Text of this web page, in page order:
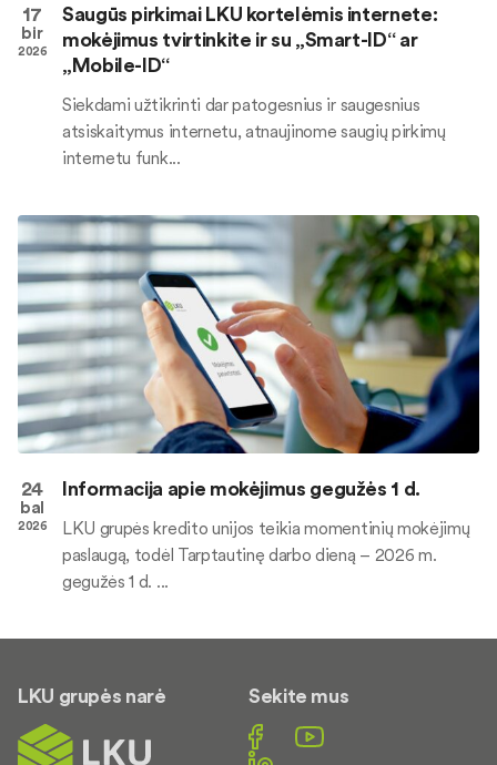
17
bir
2026
Saugūs pirkimai LKU kortelėmis internete:
mokėjimus tvirtinkite ir su „Smart-ID“ ar
„Mobile-ID“
Siekdami užtikrinti dar patogesnius ir saugesnius
atsiskaitymus internetu, atnaujinome saugių pirkimų
internetu funk...
24
bal
2026
Informacija apie mokėjimus gegužės 1 d.
LKU grupės kredito unijos teikia momentinių mokėjimų
paslaugą, todėl Tarptautinę darbo dieną – 2026 m.
gegužės 1 d. ...
LKU grupės narė Sekite mus